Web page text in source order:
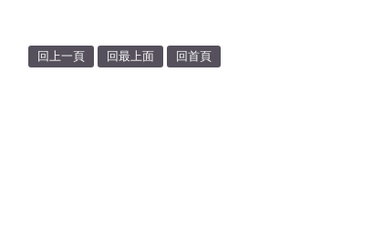
回上一頁 回最上面 回首頁